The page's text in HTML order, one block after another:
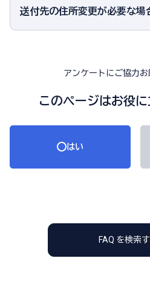
送付先の住所変更が必要な場
アンケートにご協力
このページはお役
はい
FAQ を検索